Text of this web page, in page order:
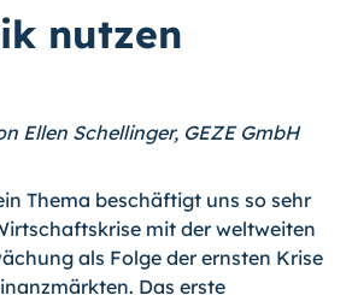
nutzen
Ellen Schellinger, GEZE GmbH
Thema beschäftigt uns so sehr
mit der weltweiten
als Folge der ernsten Krise
Das erste